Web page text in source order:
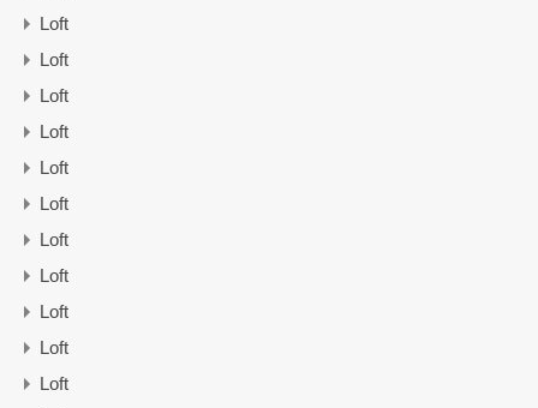
Loft
Loft
Loft
Loft
Loft
Loft
Loft
Loft
Loft
Loft
Loft